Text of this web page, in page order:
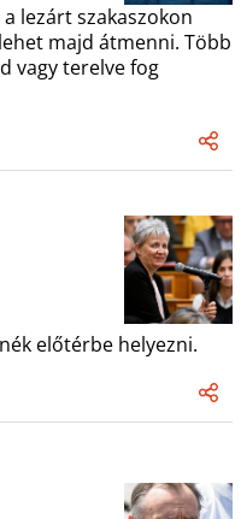
lezárt szakaszokon
majd átmenni. Több
vagy terelve fog
előtérbe helyezni.